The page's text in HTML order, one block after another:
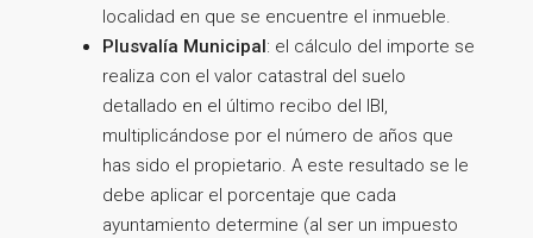
localidad en que se encuentre el inmueble.
Plusvalía Municipal: el cálculo del importe se
realiza con el valor catastral del suelo
detallado en el último recibo del IBI,
multiplicándose por el número de años que
has sido el propietario. A este resultado se le
debe aplicar el porcentaje que cada
ayuntamiento determine (al ser un impuesto